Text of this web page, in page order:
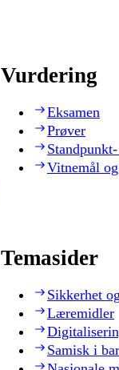
Vurdering
Eksamen
Prøver
Vitnemål
Temasider
Sikkerhet
Læremidler
Samisk i